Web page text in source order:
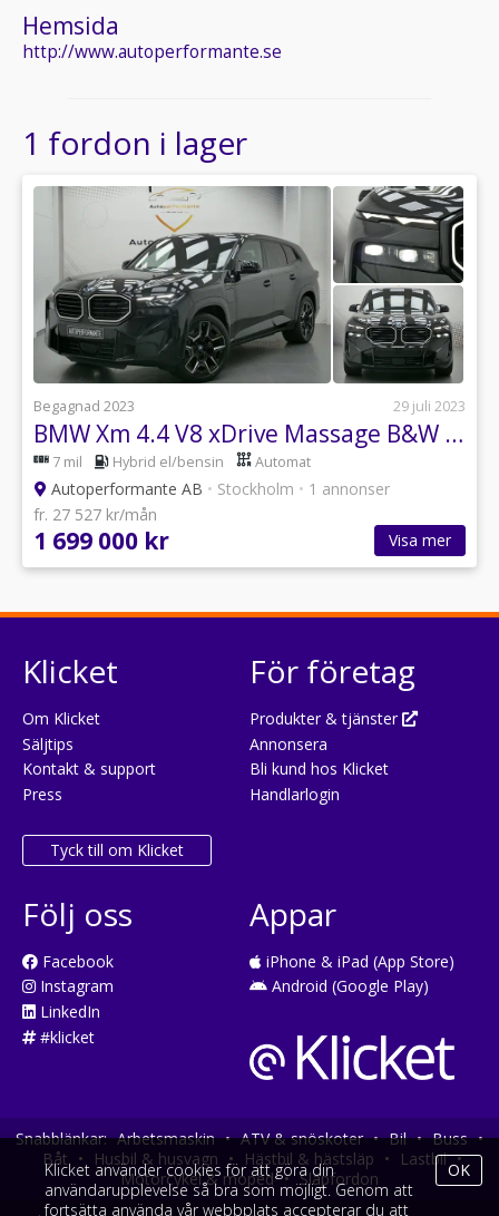
Hemsida
http://www.autoperformante.se
1 fordon i lager
Begagnad 2023 29 juli 2023
BMW Xm 4.4 V8 xDrive Massage B&W HuD Moms OMG LEV 653hk
7 mil Hybrid el/bensin Automat
Autoperformante AB • Stockholm • 1 annonser
fr. 27 527 kr/mån
1 699 000 kr Visa mer
Klicket
Om Klicket
Säljtips
Kontakt & support
Press
Tyck till om Klicket
För företag
Produkter & tjänster
Annonsera
Bli kund hos Klicket
Handlarlogin
Följ oss
Facebook
Instagram
LinkedIn
#klicket
Appar
iPhone & iPad (App Store)
Android (Google Play)
Snabblänkar: Arbetsmaskin • ATV & snöskoter • Bil • Buss •
Båt • Husbil & husvagn • Hästbil & hästsläp • Lastbil •
Motorcykel & moped • Släpfordon
Klicket använder cookies för att göra din
användarupplevelse så bra som möjligt. Genom att
fortsätta använda vår webbplats accepterar du att
OK